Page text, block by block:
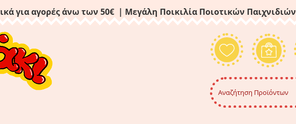
για αγορές άνω των 50€ | Μεγάλη Ποικιλία Ποιοτικών Παιχνιδιών